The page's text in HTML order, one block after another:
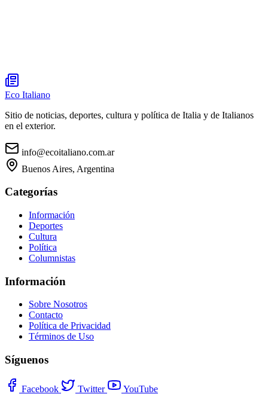
Eco Italiano
Sitio de noticias, deportes, cultura y política de Italia y de Italianos
en el exterior.
info@ecoitaliano.com.ar
Buenos Aires, Argentina
Categorías
Información
Deportes
Cultura
Política
Columnistas
Información
Sobre Nosotros
Contacto
Política de Privacidad
Términos de Uso
Síguenos
Facebook Twitter YouTube